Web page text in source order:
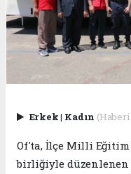
Erkek| Kadın
Of'ta, İlçe Milli Eğitim
birliğiyle düzenlenen